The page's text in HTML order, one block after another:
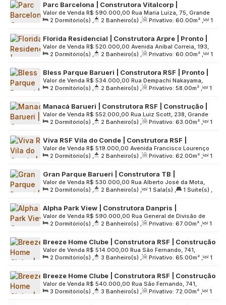
Parc Barcelona | Construtora Vitalcorp |
Construção | 60 metros | 02 dormitórios | suíte |
varanda | 01 vaga
R$ 590.000,00
Valor de Venda
Rua Maria Luiza, 75, Grande
São Paulo, 06411-250, Vila São Luiz (Centro), Barueri, São
Paulo, Brasil
2 Dormitório(s) , 2 Banheiro(s) , Privativo: 60.00m² ,
1
Sala(s) , 1 Suíte(s) , 1 Vaga(s) , Útil: 60.00m² ,
Terreno:
1307.00m²
Florida Residencial | Construtora Arpre | Pronto |
60 metros | 02 dormitórios | suíte | 01 vaga
R$ 520.000,00
Valor de Venda
Avenida Aníbal Correia, 193,
Grande São Paulo, 06447-010, Votupoca, Barueri, São Paulo,
Brasil
2 Dormitório(s) , 2 Banheiro(s) , Privativo: 60.00m² ,
1
Sala(s) , 1 Suíte(s) , 1 Vaga(s) , Útil: 60.00m² ,
Terreno:
7042.00m²
Bless Parque Barueri | Construtora RSF | Pronto |
58 metros | 02 dormitórios | suíte | varanda | 01
vaga
R$ 534.000,00
Valor de Venda
Rua Dempachi Nakayama,
634, Grande São Paulo, 06413-010, Jardim Esperança,
Barueri, São Paulo, Brasil
2 Dormitório(s) , 2 Banheiro(s) , Privativo: 58.00m² ,
1
Sala(s) , 1 Suíte(s) , 1 Vaga(s) , Útil: 58.00m² ,
Terreno:
6360.00m²
Manacá Barueri | Construtora RSF | Construção |
63 metros | 02 dormitórios | suíte | 01 vaga
R$ 552.000,00
Valor de Venda
Rua Luiz Scott, 238, Grande
São Paulo, 06440-260, Aldeia, Barueri, São Paulo, Brasil
2 Dormitório(s) , 2 Banheiro(s) , Privativo: 63.00m² ,
1
Sala(s) , 1 Suíte(s) , 1 Vaga(s) , Útil: 63.00m² ,
Terreno:
5400 .00m²
Viva RSF Vila do Conde | Construtora RSF |
Construção | 62 metros | 02 dormitórios | suíte |
varanda | 01 vaga
R$ 519.000,00
Valor de Venda
Avenida Francisco Lourenço
da Costa, 117, Grande São Paulo, 06445-500, Vila do Conde,
Barueri, São Paulo, Brasil
2 Dormitório(s) , 2 Banheiro(s) , Privativo: 62.00m² ,
1
Sala(s) , 1 Suíte(s) , 1 Vaga(s) , Útil: 62.00m² ,
Terreno:
3877.00m²
Gran Parque Barueri | Construtora TB |
Construção | 56 metros | 02 dormitórios | suíte |
varanda | 01 vaga
R$ 530.000,00
Valor de Venda
Rua Alberto José da Mota,
568, 06413-730, Vila São Luiz (Valparaízo), Barueri, São
Paulo, Brasil
2 Dormitório(s) , 2 Banheiro(s) , 1 Sala(s) , 1 Suíte(s) ,
1 Vaga(s) , Útil: 56.00m² , Terreno: 3022.00m²
Alpha Park View | Construtora Danpris |
Construção | 67 metros | 02 dormitórios | suíte |
varanda | 01 vaga
R$ 590.000,00
Valor de Venda
Rua General de Divisão de
Pedro Rodrigues da Silva, 668, Grande São Paulo, 06440-
180, Aldeia, Barueri, São Paulo, Brasil
2 Dormitório(s) , 2 Banheiro(s) , Privativo: 67.00m² ,
1
Sala(s) , 1 Suíte(s) , 1 Vaga(s) , Útil: 67.00m² ,
Terreno:
15808.00m²
Breeze Home Clube | Construtora RSF | Construção
| 65 metros | 02 dormitórios | suíte | lavabo |
varanda gourmet | 01 vaga
R$ 514.000,00
Valor de Venda
Rua São Fernando, 741,
Grande São Paulo, 06447-280, Jardim Júlio, Barueri, São
Paulo, Brasil
2 Dormitório(s) , 3 Banheiro(s) , Privativo: 65.00m² ,
1
Sala(s) , 1 Suíte(s) , 1 Vaga(s) , Útil: 65.00m² ,
Terreno:
13781.00 m²
Breeze Home Clube | Construtora RSF | Construção
| 72 metros | 03 dormitórios | suíte | lavabo |
varanda gourmet | 01 vaga
R$ 540.000,00
Valor de Venda
Rua São Fernando, 741,
06447-280, Jardim Júlio, Barueri, São Paulo, Brasil
3 Dormitório(s) , 3 Banheiro(s) , Privativo: 72.00m² ,
1
Sala(s) , 1 Suíte(s) , 1 Vaga(s) , Útil: 72.00m² ,
Terreno: